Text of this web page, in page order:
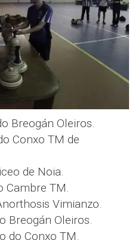
Breogán Oleiros.
Conxo TM de
de Noia.
Cambre TM.
Vimianzo.
Breogán Oleiros.
do Conxo TM.